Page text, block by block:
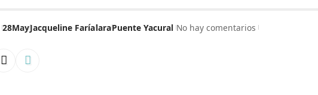
28MayJacqueline FaríalaraPuente Yacural No hay comentarios